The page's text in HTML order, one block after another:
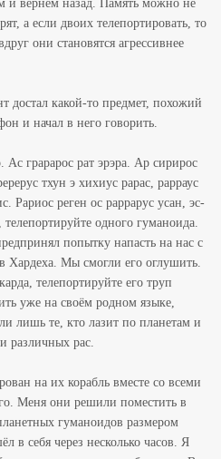
и вернём назад. Память можно не
а если двоих телепортировать, то
они становятся агрессивнее
достал какой-то предмет, похожий
и начал в него говорить.
Ас грарарос рат эрэра. Ар сирирос
тхун э хихиус рарас, рарраус
Рариос реген ос раррарус усан, эс-
телепортируйте одного гуманоида.
попытку напасть на нас с
Мы смогли его оглушить.
телепортируйте его труп
уже на своём родном языке,
лишь те, кто лазит по планетам и
различных рас.
на их корабль вместе со всеми
Меня они решили поместить в
гуманоидов размером
в себя через несколько часов. Я